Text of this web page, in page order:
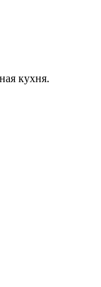
кухня.